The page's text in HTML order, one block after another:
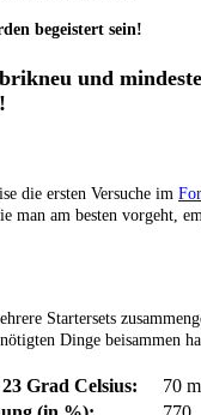
begeistert sein!
und
die ersten Versuche im
man am besten vorgeht,
Startersets
Dinge beisammen
Grad Celsius:
70